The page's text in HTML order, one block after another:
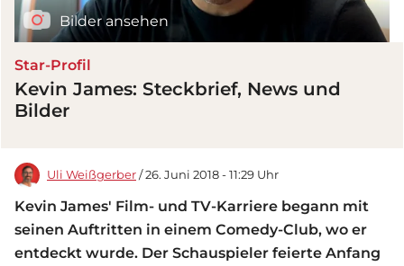
Bilder ansehen
Star-Profil
Kevin James: Steckbrief, News und
Bilder
Uli Weißgerber / 26. Juni 2018 - 11:29 Uhr
Kevin James' Film- und TV-Karriere begann mit
seinen Auftritten in einem Comedy-Club, wo er
entdeckt wurde. Der Schauspieler feierte Anfang